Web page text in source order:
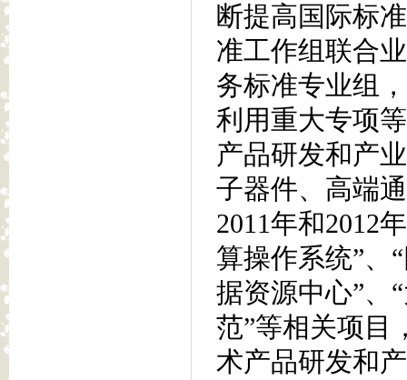
断提高国际标
准工作组联合
务标准专业组
利用重大专项
产品研发和产
子器件、高端
2011年和2012
算操作系统”、
据资源中心”、
范”等相关项目
术产品研发和